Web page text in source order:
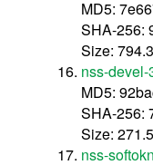
MD5:
SHA-256:
Size:
nss-
MD5:
SHA-256:
Size:
nss-